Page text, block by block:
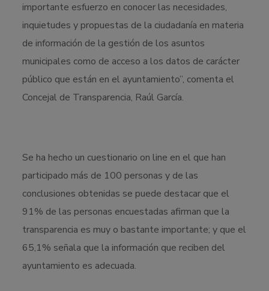
importante esfuerzo en conocer las necesidades,
inquietudes y propuestas de la ciudadanía en materia
de información de la gestión de los asuntos
municipales como de acceso a los datos de carácter
público que están en el ayuntamiento”, comenta el
Concejal de Transparencia, Raúl García.
Se ha hecho un cuestionario on line en el que han
participado más de 100 personas y de las
conclusiones obtenidas se puede destacar que el
91% de las personas encuestadas afirman que la
transparencia es muy o bastante importante; y que el
65,1% señala que la información que reciben del
ayuntamiento es adecuada.